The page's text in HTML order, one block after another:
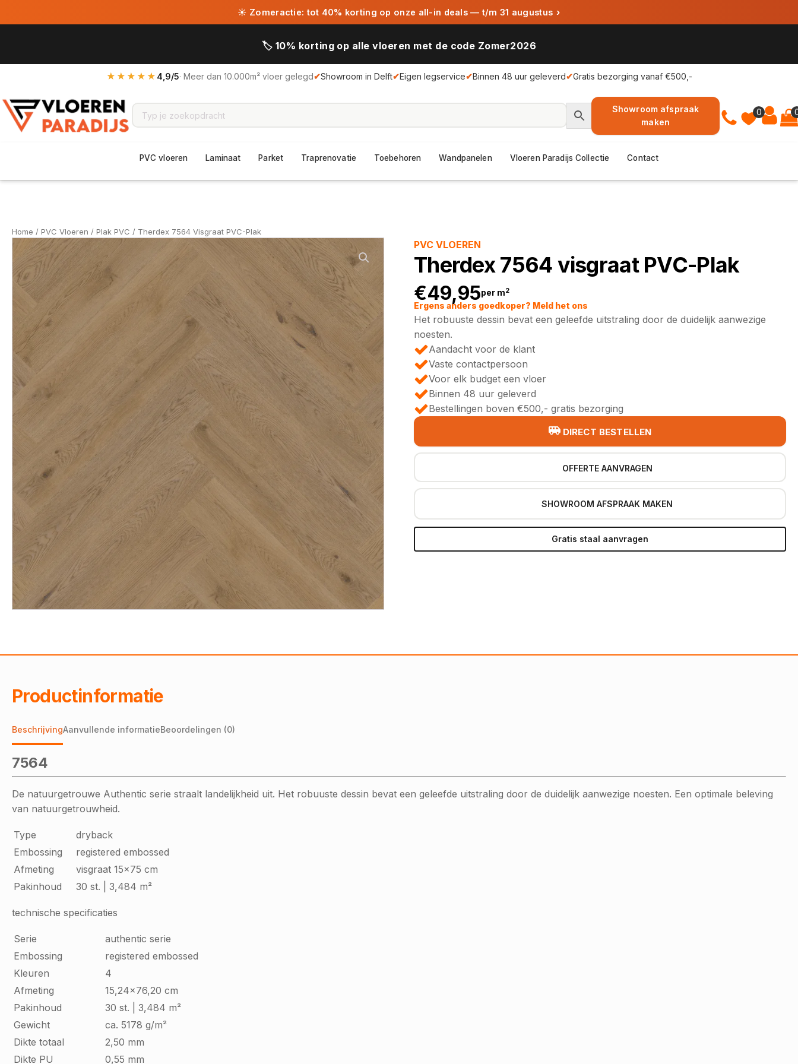
☀ Zomeractie: tot 40% korting op onze all-in deals — t/m 31 augustus ›
🏷️ 10% korting op alle vloeren met de code Zomer2026
★★★★★ 4,9/5· Meer dan 10.000m² vloer gelegd✔Showroom in Delft✔Eigen legservice✔Binnen 48 uur geleverd✔Gratis bezorging vanaf €500,-
0
Showroom afspraak
maken
PVC vloeren Laminaat Parket Traprenovatie Toebehoren Wandpanelen Vloeren Paradijs Collectie Contact
Home / PVC Vloeren / Plak PVC / Therdex 7564 Visgraat PVC-Plak
PVC VLOEREN
Therdex 7564 visgraat PVC-Plak
€49,95per m2
Ergens anders goedkoper? Meld het ons
Het robuuste dessin bevat een geleefde uitstraling door de duidelijk aanwezige
noesten.
Aandacht voor de klant
Vaste contactpersoon
Voor elk budget een vloer
Binnen 48 uur geleverd
Bestellingen boven €500,- gratis bezorging
DIRECT BESTELLEN
OFFERTE AANVRAGEN
SHOWROOM AFSPRAAK MAKEN
Gratis staal aanvragen
Productinformatie
BeschrijvingAanvullende informatieBeoordelingen (0)
7564
De natuurgetrouwe Authentic serie straalt landelijkheid uit. Het robuuste dessin bevat een geleefde uitstraling door de duidelijk aanwezige noesten. Een optimale beleving
van natuurgetrouwheid.
Type
dryback
Embossing
registered embossed
Afmeting
visgraat 15x75 cm
Pakinhoud
30 st. | 3,484 m²
technische specificaties
Serie
authentic serie
Embossing
registered embossed
Kleuren
4
Afmeting
15,24x76,20 cm
Pakinhoud
30 st. | 3,484 m²
Gewicht
ca. 5178 g/m²
Dikte totaal
2,50 mm
Dikte PU
0,55 mm